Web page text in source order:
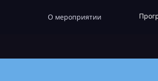
О мероприятии